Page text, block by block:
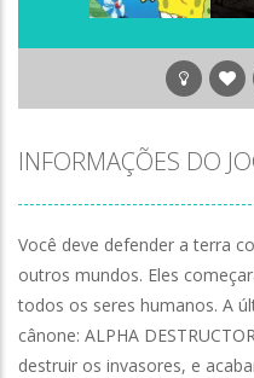
INFORMAÇÕES DO
Você deve defender a terra
outros mundos. Eles
todos os seres humanos. A
cânone: ALPHA
destruir os invasores, e